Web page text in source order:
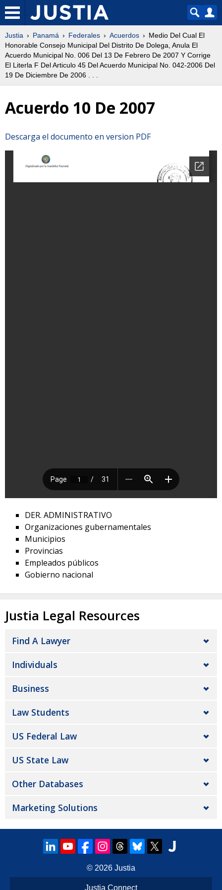
Justia Panamá Federales Acuerdos
Medio Del Cual El
Honorable Consejo Municipal Del Distrito De Dolega, Anula El
Acuerdo Municipal No. 006 Del 13 De Febrero De 2007 Y Corrige
El Literla F Del Articulo 45 Del Acuerdo Municipal No. 042-2006 Del
19 De Diciembre De 2006 . . .
Acuerdo 10 De 2007
Descarga el documento en version PDF
DER. ADMINISTRATIVO
Organizaciones gubernamentales
Municipios
Provincias
Empleados públicos
Gobierno nacional
Justia Legal Resources
Find A Lawyer
Individuals
Business
Law Students
US Federal Law
US State Law
Other Databases
Marketing Solutions
© 2026 Justia
Justia Connect